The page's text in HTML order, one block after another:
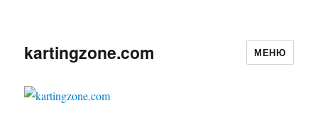
kartingzone.com МЕНЮ